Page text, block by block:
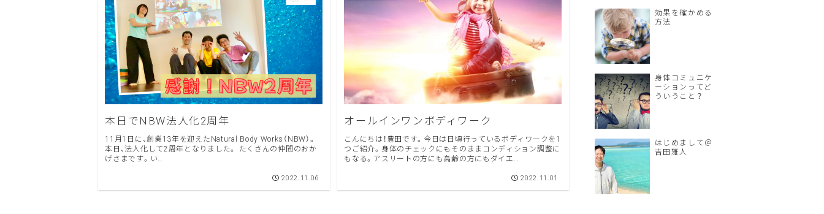
本日でNBW法人化2周年
11月1日に、創業13年を迎えたNatural Body Works（NBW）。
本日、法人化して2周年となりました。 たくさんの仲間のおか
げさまです。い…
2022.11.06
オールインワンボディワーク
こんにちは！豊田です。今日は日頃行っているボディワークを1
つご紹介。身体のチェックにもそのままコンディション調整に
もなる。アスリートの方にも高齢の方にもダイエ…
2022.11.01
効果を確かめる
方法
身体コミュニケ
ーションってど
ういうこと？
はじめまして＠
吉田雅人